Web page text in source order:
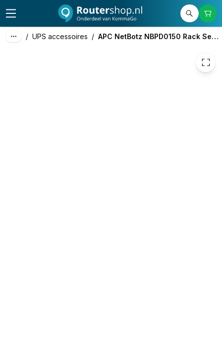
/ UPS accessoires / APC NetBotz NBPD0150 Rack Sensor Pod
210,48 excl. btw
254,68 incl. btw